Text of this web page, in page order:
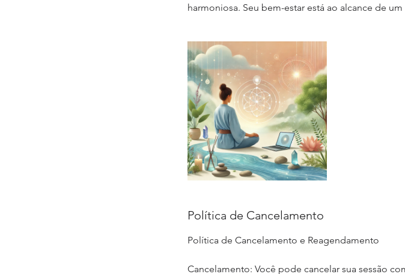
harmoniosa. Seu bem-estar está ao alcance de
Política de Cancelamento
Política de Cancelamento e Reagendamento
Cancelamento: Você pode cancelar sua sessão